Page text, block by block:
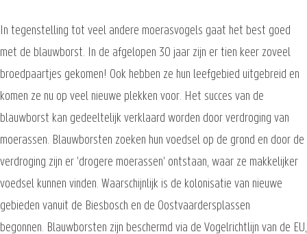
In tegenstelling tot veel andere moerasvogels gaat het best goed
met de blauwborst. In de afgelopen 30 jaar zijn er tien keer zoveel
broedpaartjes gekomen! Ook hebben ze hun leefgebied uitgebreid en
komen ze nu op veel nieuwe plekken voor. Het succes van de
blauwborst kan gedeeltelijk verklaard worden door verdroging van
moerassen. Blauwborsten zoeken hun voedsel op de grond en door de
verdroging zijn er 'drogere moerassen' ontstaan, waar ze makkelijker
voedsel kunnen vinden. Waarschijnlijk is de kolonisatie van nieuwe
gebieden vanuit de Biesbosch en de Oostvaardersplassen
begonnen. Blauwborsten zijn beschermd via de Vogelrichtlijn van de EU,